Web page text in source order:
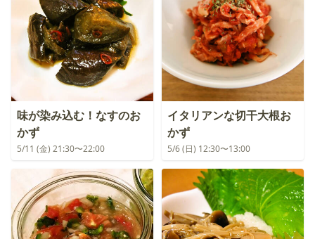
味が染み込む！なすのお
かず
5/11 (金) 21:30〜22:00
イタリアンな切干大根お
かず
5/6 (日) 12:30〜13:00